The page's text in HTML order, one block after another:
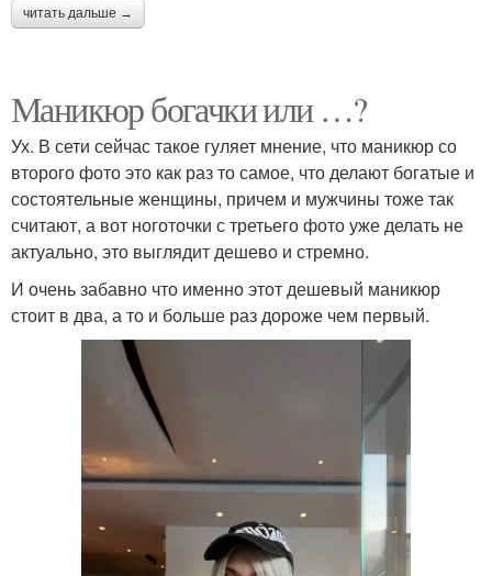
читать дальше →
Маникюр богачки или …?
Ух. В сети сейчас такое гуляет мнение, что маникюр со
второго фото это как раз то самое, что делают богатые и
состоятельные женщины, причем и мужчины тоже так
считают, а вот ноготочки с третьего фото уже делать не
актуально, это выглядит дешево и стремно.
И очень забавно что именно этот дешевый маникюр
стоит в два, а то и больше раз дороже чем первый.